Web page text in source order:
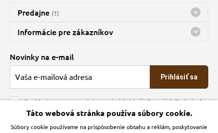
Predajne (1)
Predajňa a sklad Kbely
Bohužiaľ, momentálne máme zatvorené
Informácie pre zákazníkov
O spoločnosti
Veľkoobchod
Obchodné podmienky
Kontakt
Podmienky ochrany osobných údajov
Novinky na e-mail
Prihlásiť sa
Souhlasím se zpracováním osobních údajů dle našichPodmínek
ochrany osobních údajů
Krmiva Pučálka na sociálnych sieťach
Táto webová stránka používa súbory cookie.
Súbory cookie používame na prispôsobenie obsahu a reklám, poskytovanie